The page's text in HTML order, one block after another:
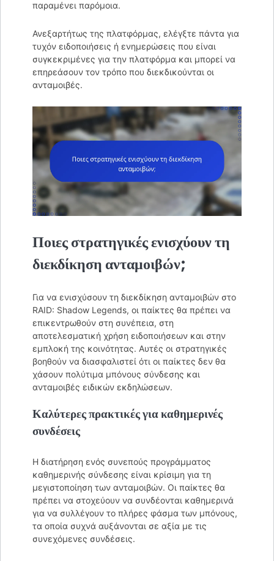
παραμένει παρόμοια.
Ανεξαρτήτως της πλατφόρμας, ελέγξτε πάντα για
τυχόν ειδοποιήσεις ή ενημερώσεις που είναι
συγκεκριμένες για την πλατφόρμα και μπορεί να
επηρεάσουν τον τρόπο που διεκδικούνται οι
ανταμοιβές.
Ποιες στρατηγικές ενισχύουν τη
διεκδίκηση ανταμοιβών;
Για να ενισχύσουν τη διεκδίκηση ανταμοιβών στο
RAID: Shadow Legends, οι παίκτες θα πρέπει να
επικεντρωθούν στη συνέπεια, στη
αποτελεσματική χρήση ειδοποιήσεων και στην
εμπλοκή της κοινότητας. Αυτές οι στρατηγικές
βοηθούν να διασφαλιστεί ότι οι παίκτες δεν θα
χάσουν πολύτιμα μπόνους σύνδεσης και
ανταμοιβές ειδικών εκδηλώσεων.
Καλύτερες πρακτικές για καθημερινές
συνδέσεις
Η διατήρηση ενός συνεπούς προγράμματος
καθημερινής σύνδεσης είναι κρίσιμη για τη
μεγιστοποίηση των ανταμοιβών. Οι παίκτες θα
πρέπει να στοχεύουν να συνδέονται καθημερινά
για να συλλέγουν το πλήρες φάσμα των μπόνους,
τα οποία συχνά αυξάνονται σε αξία με τις
συνεχόμενες συνδέσεις.